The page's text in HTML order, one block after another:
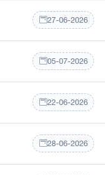
27-06-2026
05-07-2026
22-06-2026
28-06-2026